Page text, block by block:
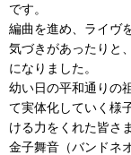
です。
編曲を進め、ライヴ
気づきがあったりと
になりました。
幼い日の平和通りの
て実体化していく様
ける力をくれた皆さ
金子舞音（バンドネオ